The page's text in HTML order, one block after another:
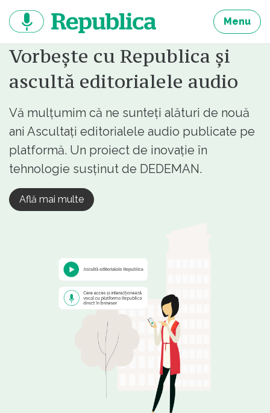
continut
Menu
Vorbește cu Republica și
ascultă editorialele audio
Vă mulțumim că ne sunteți alături de nouă
ani Ascultați editorialele audio publicate pe
platformă. Un proiect de inovație în
tehnologie susținut de DEDEMAN.
Află mai multe